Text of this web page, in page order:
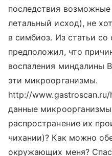
последствия
летальный исход), не
в симбиоз. Из статьи со
предположил, что
воспаления миндалины
эти микроорганизмы.
http://www.gastroscan.ru/
данные
распространение их
чихании)? Как можно
окружающих меня?